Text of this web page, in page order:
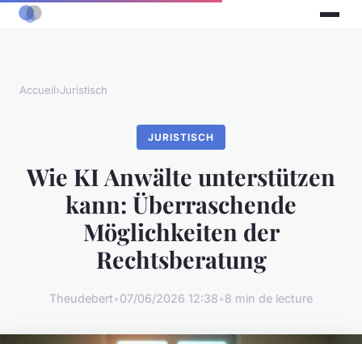
Accueil›Juristisch
JURISTISCH
Wie KI Anwälte unterstützen
kann: Überraschende
Möglichkeiten der
Rechtsberatung
Theudebert•07/06/2026 12:38•8 min de lecture